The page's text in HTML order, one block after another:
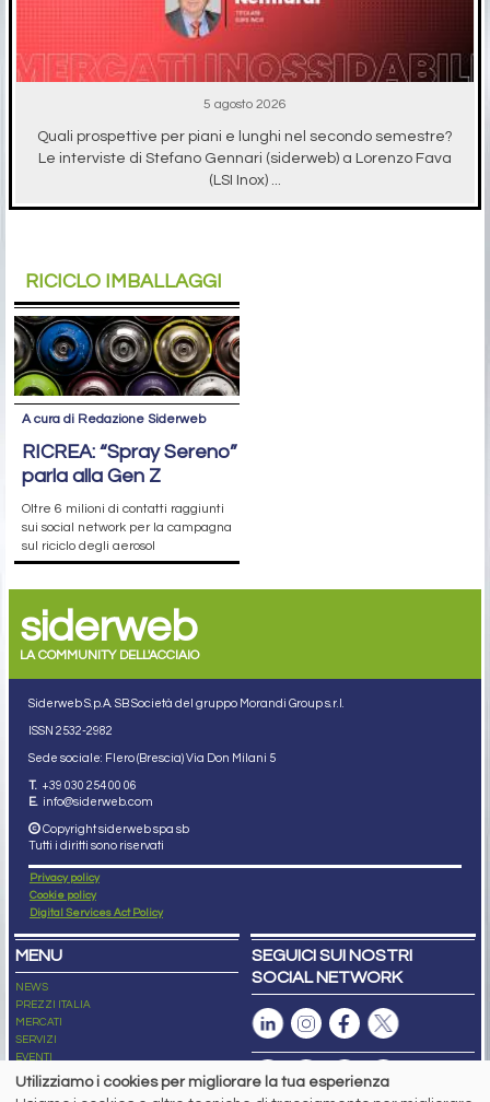
5 agosto 2026
Quali prospettive per piani e lunghi nel secondo semestre?
Le interviste di Stefano Gennari (siderweb) a Lorenzo Fava
(LSI Inox) ...
RICICLO IMBALLAGGI
A cura di Redazione Siderweb
RICREA: “Spray Sereno”
parla alla Gen Z
Oltre 6 milioni di contatti raggiunti
sui social network per la campagna
sul riciclo degli aerosol
siderweb
LA COMMUNITY DELL'ACCIAIO
Siderweb S.p.A. SB Società del gruppo Morandi Group s.r.l.
ISSN 2532-2982
Sede sociale: Flero (Brescia) Via Don Milani 5
T. +39 030 254 00 06
E. info@siderweb.com
Copyright siderweb spa sb
Tutti i diritti sono riservati
Privacy policy
Cookie policy
Digital Services Act Policy
MENU
NEWS
PREZZI ITALIA
MERCATI
SERVIZI
EVENTI
ABBONAMENTI
SEGUICI SUI NOSTRI
SOCIAL NETWORK
Utilizziamo i cookies per migliorare la tua esperienza